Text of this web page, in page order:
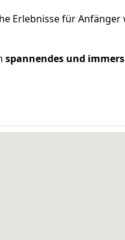
Erlebnisse für
spannendes und